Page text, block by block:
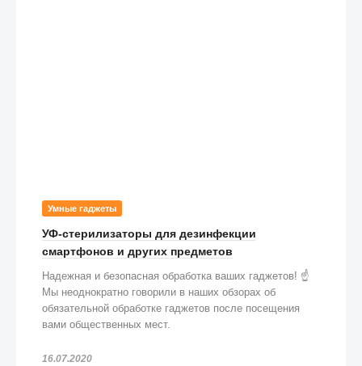
Умные гаджеты
УФ-стерилизаторы для дезинфекции
смартфонов и других предметов
Надежная и безопасная обработка ваших гаджетов! ☝️
Мы неоднократно говорили в наших обзорах об
обязательной обработке гаджетов после посещения
вами общественных мест.
16.07.2020